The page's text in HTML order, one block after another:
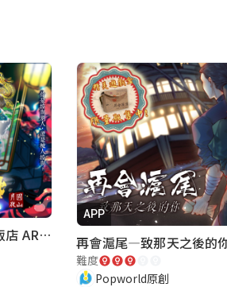
圓山月夜-羊群的失控｜圓山飯店 ARG實境解謎遊戲
APP
難度
Popworld原創